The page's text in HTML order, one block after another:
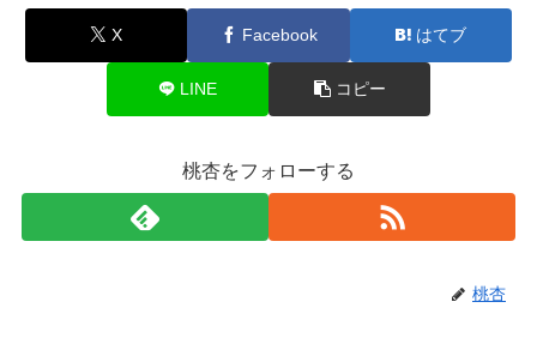
X Facebook はてブ
LINE コピー
桃杏をフォローする
桃杏